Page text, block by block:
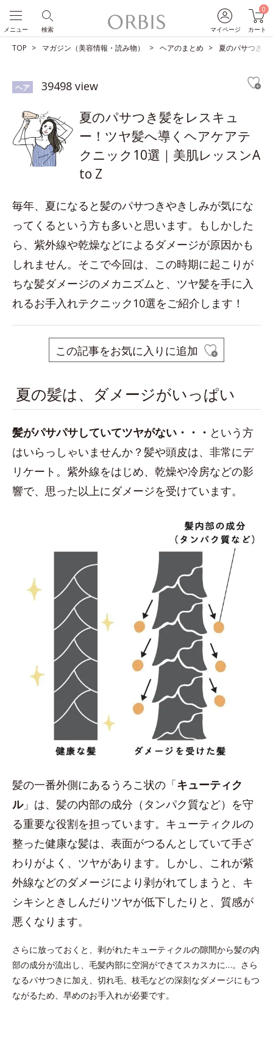
マイページ
0
カート
検索
メニュー
TOP マガジン（美容情報・読み物） ヘアのまとめ 夏のパサつき髪
ヘア 39498 view
夏のパサつき髪をレスキュ
ー！ツヤ髪へ導くヘアケアテ
クニック10選｜美肌レッスンA
to Z
毎年、夏になると髪のパサつきやきしみが気にな
ってくるという方も多いと思います。もしかした
ら、紫外線や乾燥などによるダメージが原因かも
しれません。そこで今回は、この時期に起こりが
ちな髪ダメージのメカニズムと、ツヤ髪を手に入
れるお手入れテクニック10選をご紹介します！
この記事をお気に入りに追加
夏の髪は、ダメージがいっぱい
髪がパサパサしていてツヤがない・・ ・ という方
はいらっしゃいませんか？髪や頭皮は、非常にデ
リケート。紫外線をはじめ、乾燥や冷房などの影
響で、思った以上にダメージを受けています。
髪の一番外側にあるうろこ状の「キューティク
ル」は、髪の内部の成分（タンパク質など）を守
る重要な役割を担っています。キューティクルの
整った健康な髪は、表面がつるんとしていて手ざ
わりがよく、ツヤがあります。しかし、これが紫
外線などのダメージにより剥がれてしまうと、キ
シキシときしんだりツヤが低下したりと、質感が
悪くなります。
さらに放っておくと、剥がれたキューティクルの隙間から髪の内
部の成分が流出し、毛髪内部に空洞ができてスカスカに…。さら
なるパサつきに加え、切れ毛、枝毛などの深刻なダメージにもつ
ながるため、早めのお手入れが必要です。